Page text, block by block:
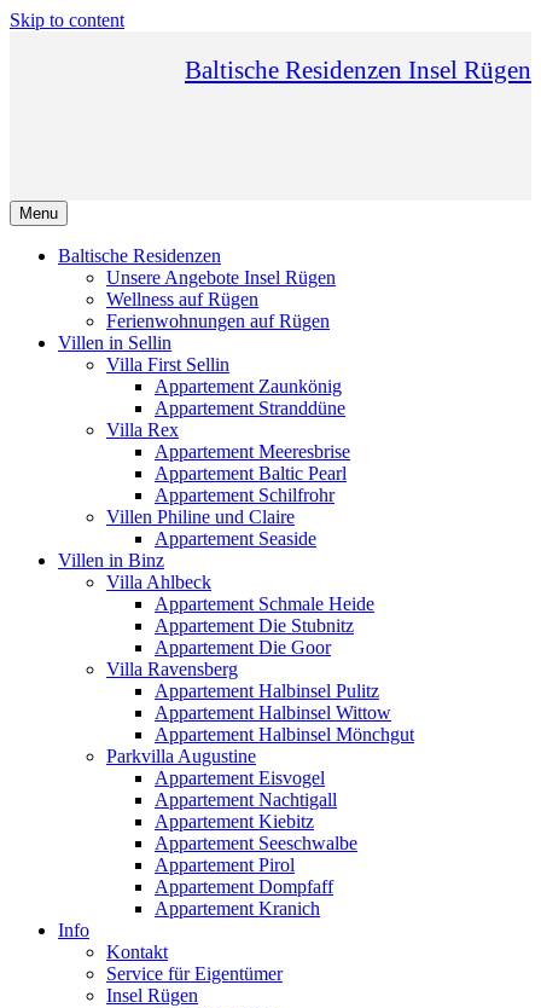
Skip to content
Baltische Residenzen Insel Rügen
Menu
Baltische Residenzen
Unsere Angebote Insel Rügen
Wellness auf Rügen
Ferienwohnungen auf Rügen
Villen in Sellin
Villa First Sellin
Appartement Zaunkönig
Appartement Stranddüne
Villa Rex
Appartement Meeresbrise
Appartement Baltic Pearl
Appartement Schilfrohr
Villen Philine und Claire
Appartement Seaside
Villen in Binz
Villa Ahlbeck
Appartement Schmale Heide
Appartement Die Stubnitz
Appartement Die Goor
Villa Ravensberg
Appartement Halbinsel Pulitz
Appartement Halbinsel Wittow
Appartement Halbinsel Mönchgut
Parkvilla Augustine
Appartement Eisvogel
Appartement Nachtigall
Appartement Kiebitz
Appartement Seeschwalbe
Appartement Pirol
Appartement Dompfaff
Appartement Kranich
Info
Kontakt
Service für Eigentümer
Insel Rügen